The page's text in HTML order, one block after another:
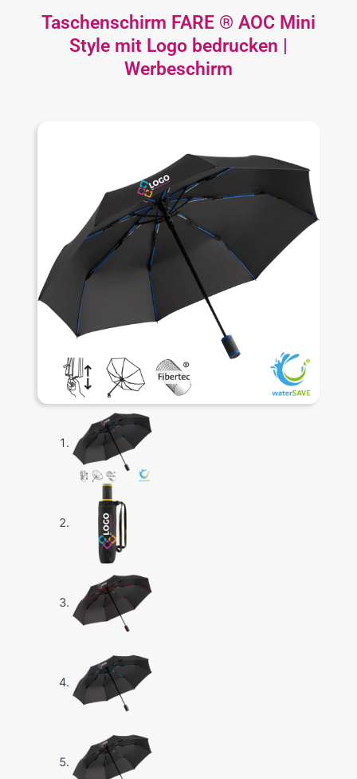
Taschenschirm FARE ® AOC Mini
Style mit Logo bedrucken |
Werbeschirm